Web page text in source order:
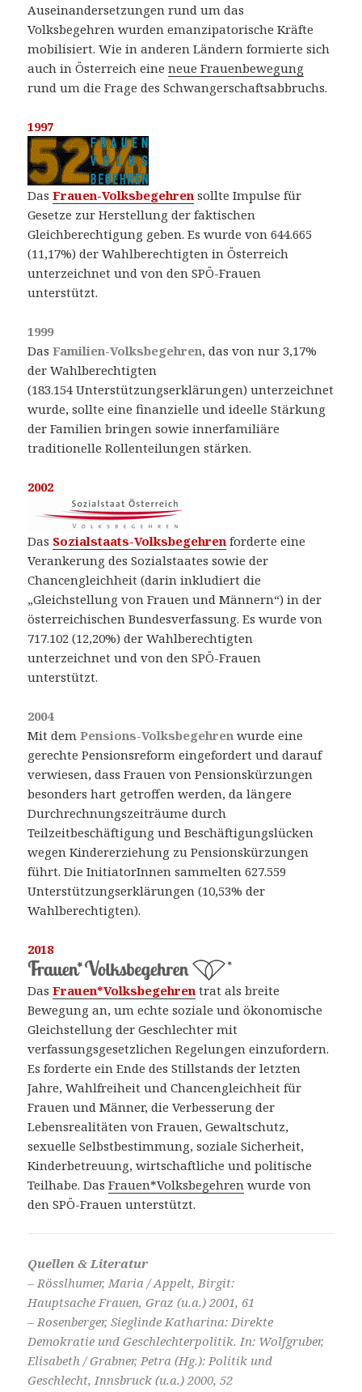
Auseinandersetzungen rund um das
Volksbegehren wurden emanzipatorische Kräfte
mobilisiert. Wie in anderen Ländern formierte sich
auch in Österreich eineneue Frauenbewegung
rund um die Frage des Schwangerschaftsabbruchs.
1997
DasFrauen-Volksbegehren sollte Impulse für
Gesetze zur Herstellung der faktischen
Gleichberechtigung geben. Es wurde von 644.665
(11,17%) der Wahlberechtigten in Österreich
unterzeichnet und von den SPÖ-Frauen
unterstützt.
1999
DasFamilien-Volksbegehren, das von nur 3,17%
der Wahlberechtigten
(183.154 Unterstützungserklärungen) unterzeichnet
wurde, sollte eine finanzielle und ideelle Stärkung
der Familien bringen sowie innerfamiliäre
traditionelle Rollenteilungen stärken.
2002
Das Sozialstaats-Volksbegehren forderte eine
Verankerung des Sozialstaates sowie der
Chancengleichheit (darin inkludiert die
„Gleichstellung von Frauen und Männern“) in der
österreichischen Bundesverfassung. Es wurde von
717.102 (12,20%) der Wahlberechtigten
unterzeichnet und von den SPÖ-Frauen
unterstützt.
2004
Mit demPensions-Volksbegehren wurde eine
gerechte Pensionsreform eingefordert und darauf
verwiesen, dass Frauen von Pensionskürzungen
besonders hart getroffen werden, da längere
Durchrechnungszeiträume durch
Teilzeitbeschäftigung und Beschäftigungslücken
wegen Kindererziehung zu Pensionskürzungen
führt. Die InitiatorInnen sammelten 627.559
Unterstützungserklärungen (10,53% der
Wahlberechtigten).
2018
DasFrauen*Volksbegehren trat als breite
Bewegung an, um echte soziale und ökonomische
Gleichstellung der Geschlechter mit
verfassungsgesetzlichen Regelungen einzufordern.
Es forderte ein Ende des Stillstands der letzten
Jahre, Wahlfreiheit und Chancengleichheit für
Frauen und Männer, die Verbesserung der
Lebensrealitäten von Frauen, Gewaltschutz,
sexuelle Selbstbestimmung, soziale Sicherheit,
Kinderbetreuung, wirtschaftliche und politische
Teilhabe. DasFrauen*Volksbegehren wurde von
den SPÖ-Frauen unterstützt.
Quellen & Literatur
– Rösslhumer, Maria / Appelt, Birgit:
Hauptsache Frauen, Graz (u.a.) 2001, 61
–Rosenberger, Sieglinde Katharina: Direkte
Demokratie und Geschlechterpolitik. In: Wolfgruber,
Elisabeth / Grabner, Petra (Hg.): Politik und
Geschlecht, Innsbruck (u.a.) 2000, 52